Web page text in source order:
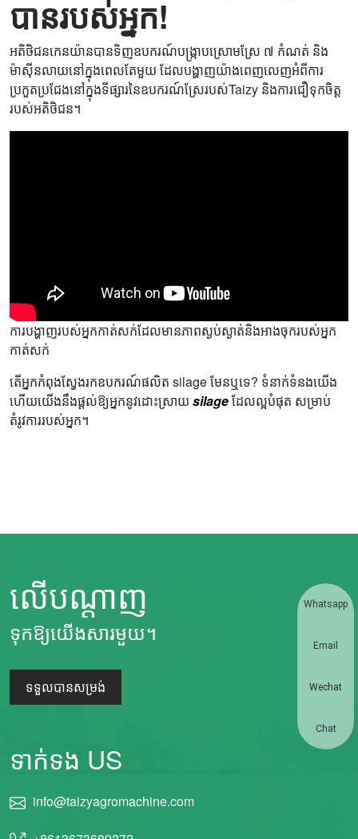
បានរបស់អ្នក!
អតិថិជនកេនយ៉ានបានទិញឧបករណ៍បង្រ្កាបស្រោមស្រែ ៧ កំណត់ និង
ម៉ាស៊ីនលាយនៅក្នុងពេលតែមួយ ដែលបង្ហាញយ៉ាងពេញលេញអំពីការ
ប្រកួតប្រជែងនៅក្នុងទីផ្សារនៃឧបករណ៍ស្រែរបស់Taizy និងការជឿទុកចិត្ត
របស់អតិថិជន។
ការបង្ហាញរបស់អ្នកកាត់សក់ដែលមានភាពស្ងប់ស្ងាត់និងអាងចុករបស់អ្នក
កាត់សក់
តើអ្នកកំពុងស្វែងរកឧបករណ៍ផលិត silage មែនឬទេ? ទំនាក់ទំនងយើង
ហើយយើងនឹងផ្ដល់ឱ្យអ្នកនូវដោះស្រាយ silageដែលល្អបំផុត សម្រាប់
តំរូវការរបស់អ្នក។
លើបណ្តាញ
ទុកឱ្យយើងសារមួយ។
ទទួលបានសម្រង់
ទាក់ទង US
info@taizyagromachine.com
Whatsapp
Email
Wechat
Chat